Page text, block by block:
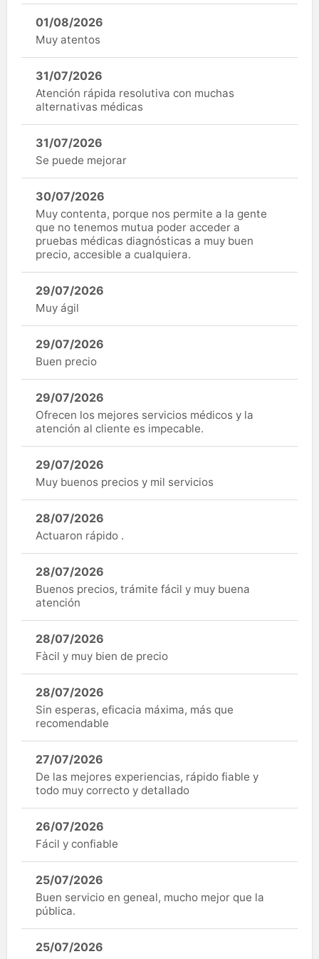
01/08/2026
Muy atentos
31/07/2026
Atención rápida resolutiva con muchas
alternativas médicas
31/07/2026
Se puede mejorar
30/07/2026
Muy contenta, porque nos permite a la gente
que no tenemos mutua poder acceder a
pruebas médicas diagnósticas a muy buen
precio, accesible a cualquiera.
29/07/2026
Muy ágil
29/07/2026
Buen precio
29/07/2026
Ofrecen los mejores servicios médicos y la
atención al cliente es impecable.
29/07/2026
Muy buenos precios y mil servicios
28/07/2026
Actuaron rápido .
28/07/2026
Buenos precios, trámite fácil y muy buena
atención
28/07/2026
Fàcil y muy bien de precio
28/07/2026
Sin esperas, eficacia máxima, más que
recomendable
27/07/2026
De las mejores experiencias, rápido fiable y
todo muy correcto y detallado
26/07/2026
Fácil y confiable
25/07/2026
Buen servicio en geneal, mucho mejor que la
pública.
25/07/2026